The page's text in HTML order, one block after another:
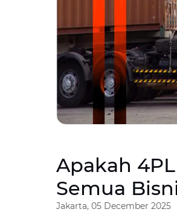
Apakah
Semua
Jakarta, 05 December 2025